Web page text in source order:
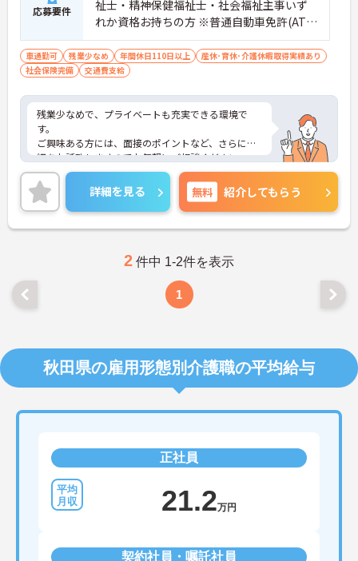
応募要件
祉士・精神保健福祉士・社会福祉主事いず
れか資格お持ちの方 ※普通自動車免許(AT限
定可)お持ちの方は尚良し
車通勤可 残業少なめ 年間休日110日以上
産休･育休･介護休暇取得実績あり
社会保険完備
交通費支給
残業少なめで、プライベートも充実できる環境で
す。
ご興味ある方には、面接のポイントなど、さらに詳
細をお話致しますのでお気軽にご相談ください
詳細を見る 無料 紹介してもらう
2 件中 1-2件を表示
1
秋田県の雇用形態別介護職の平均給与
正社員
21.2万円
契約社員・嘱託社員